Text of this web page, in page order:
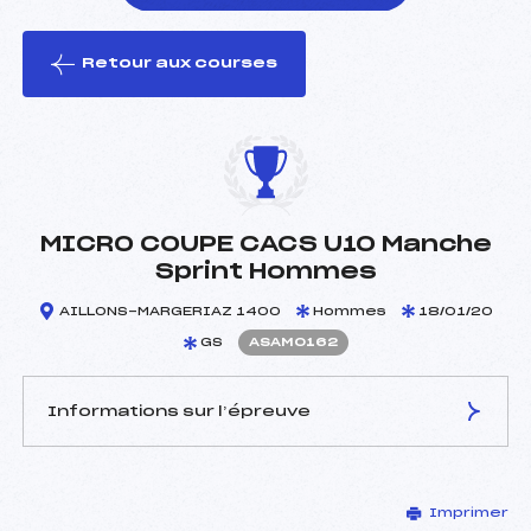
le ski
Retour aux courses
MICRO COUPE CACS U10 Manche
Sprint Hommes
AILLONS-MARGERIAZ 1400 Hommes 18/01/20
GS ASAM0162
Informations sur l’épreuve
GERVASON NANS (SA)
Imprimer